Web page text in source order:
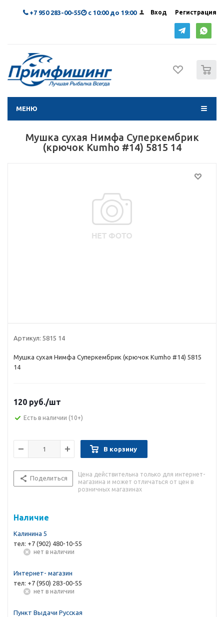
Вход Регистрация
+7 950 283-00-55 с 10:00 до 19:00
МЕНЮ
Мушка сухая Нимфа Суперкембрик
(крючок Kumho #14) 5815 14
Артикул: 5815 14
Мушка сухая Нимфа Суперкембрик (крючок Kumho #14) 5815
14
120 руб./шт
Есть в наличии (10+)
В корзину
Поделиться
Цена действительна только для интернет-
магазина и может отличаться от цен в
розничных магазинах
Наличие
Калинина 5
тел: +7 (902) 480-10-55
Нет в наличии
Интернет- магазин
тел: +7 (950) 283-00-55
Нет в наличии
Пункт Выдачи Русская